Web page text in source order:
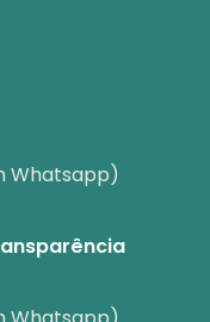
Whatsapp)